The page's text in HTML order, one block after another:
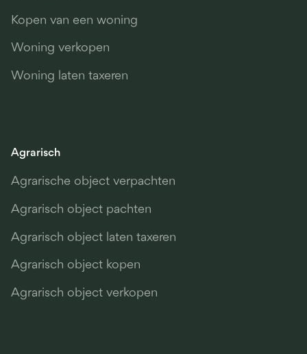
Kopen van een woning
Woning verkopen
Woning laten taxeren
Agrarisch
Agrarische object verpachten
Agrarisch object pachten
Agrarisch object laten taxeren
Agrarisch object kopen
Agrarisch object verkopen